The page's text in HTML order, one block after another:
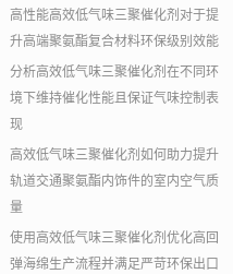
高性能高效低气味三聚催化剂对于提
升高端聚氨酯复合材料环保级别效能
分析高效低气味三聚催化剂在不同环
境下维持催化性能且保证气味控制表
现
高效低气味三聚催化剂如何助力提升
轨道交通聚氨酯内饰件的室内空气质
量
使用高效低气味三聚催化剂优化高回
弹海绵生产流程并满足严苛环保出口